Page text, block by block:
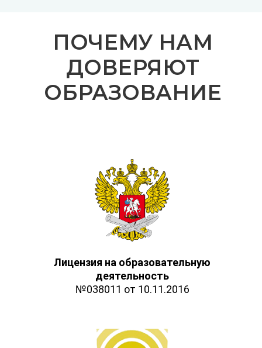
ПОЧЕМУ НАМ
ДОВЕРЯЮТ
ОБРАЗОВАНИЕ
Лицензия на образовательную
деятельность
№038011 от 10.11.2016